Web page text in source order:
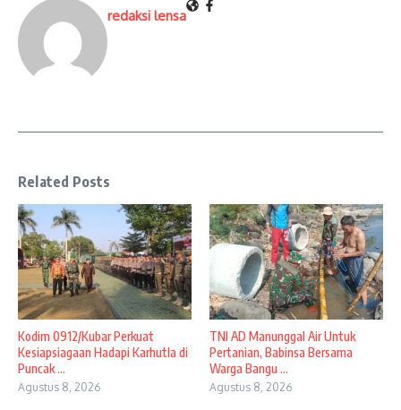
redaksi lensa
Related Posts
Kodim 0912/Kubar Perkuat
Kesiapsiagaan Hadapi Karhutla di
Puncak ...
Agustus 8, 2026
TNI AD Manunggal Air Untuk
Pertanian, Babinsa Bersama
Warga Bangu ...
Agustus 8, 2026